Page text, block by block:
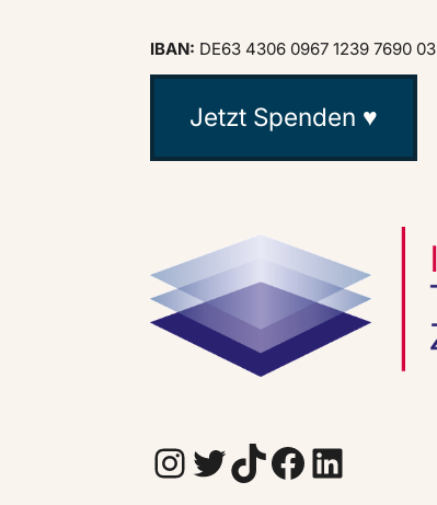
IBAN: DE63 4306 0967 1239 7690 03
Jetzt Spenden ♥
InstagramTwitter TikTok Facebook LinkedIn